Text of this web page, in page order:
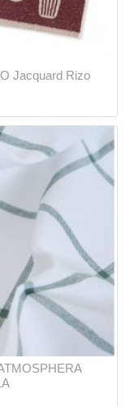
Jacquard Rizo